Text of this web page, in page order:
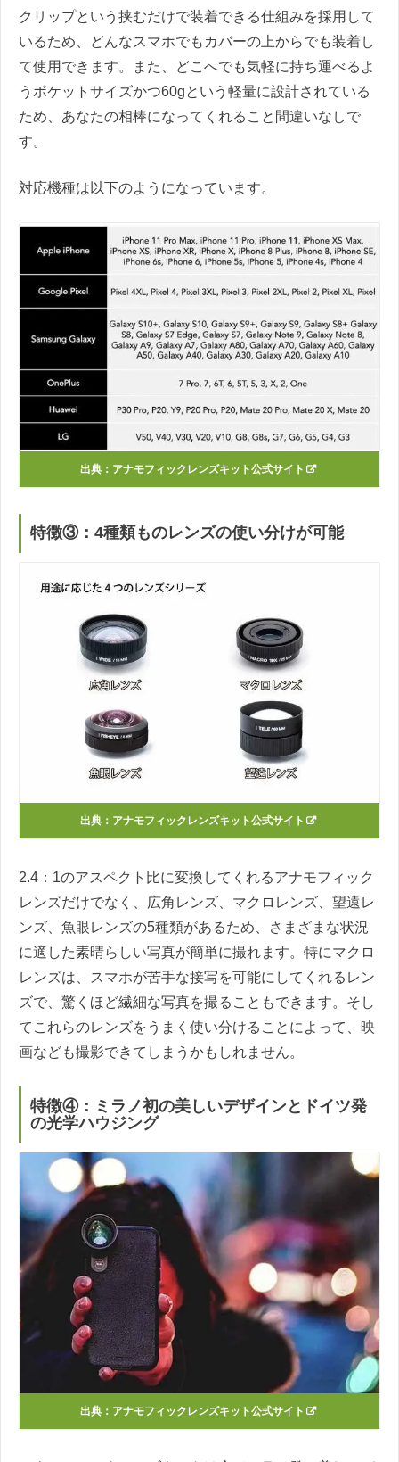
クリップという挟むだけで装着できる仕組みを採用して
いるため、どんなスマホでもカバーの上からでも装着し
て使用できます。また、どこへでも気軽に持ち運べるよ
うポケットサイズかつ60gという軽量に設計されている
ため、あなたの相棒になってくれること間違いなしで
す。
対応機種は以下のようになっています。
出典：アナモフィックレンズキット公式サイト
特徴③：4種類ものレンズの使い分けが可能
出典：アナモフィックレンズキット公式サイト
2.4：1のアスペクト比に変換してくれるアナモフィック
レンズだけでなく、広角レンズ、マクロレンズ、望遠レ
ンズ、魚眼レンズの5種類があるため、さまざまな状況
に適した素晴らしい写真が簡単に撮れます。特にマクロ
レンズは、スマホが苦手な接写を可能にしてくれるレン
ズで、驚くほど繊細な写真を撮ることもできます。そし
てこれらのレンズをうまく使い分けることによって、映
画なども撮影できてしまうかもしれません。
特徴④：ミラノ初の美しいデザインとドイツ発
の光学ハウジング
出典：アナモフィックレンズキット公式サイト